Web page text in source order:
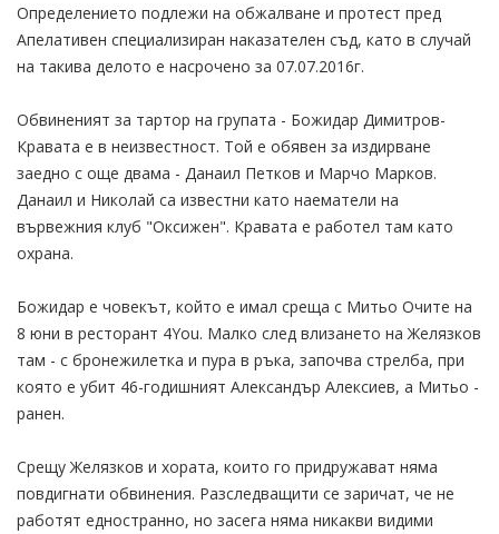
Определението подлежи на обжалване и протест пред
Апелативен специализиран наказателен съд, като в случай
на такива делото е насрочено за 07.07.2016г.
Обвиненият за тартор на групата - Божидар Димитров-
Кравата е в неизвестност. Той е обявен за издирване
заедно с още двама - Данаил Петков и Марчо Марков.
Данаил и Николай са известни като наематели на
вървежния клуб "Оксижен". Кравата е работел там като
охрана.
Божидар е човекът, който е имал среща с Митьо Очите на
8 юни в ресторант 4You. Малко след влизането на Желязков
там - с бронежилетка и пура в ръка, започва стрелба, при
която е убит 46-годишният Александър Алексиев, а Митьо -
ранен.
Срещу Желязков и хората, които го придружават няма
повдигнати обвинения. Разследващити се заричат, че не
работят едностранно, но засега няма никакви видими